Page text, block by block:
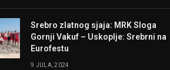
Srebro zlatnog sjaja: MRK Sloga
Gornji Vakuf – Uskoplje: Srebrni na
Eurofestu
9 JULA, 2024